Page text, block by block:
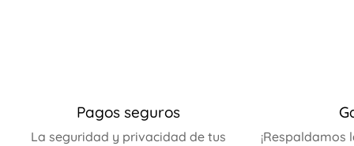
Pagos seguros
La seguridad y privacidad de tus
¡Respaldamos